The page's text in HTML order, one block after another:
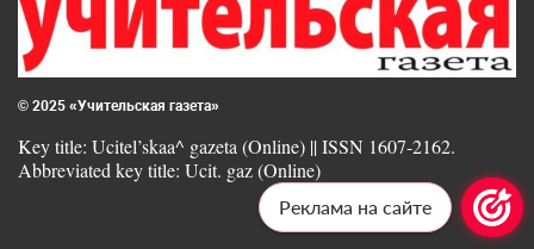
© 2025 «Учительская газета»
Key title: Ucitel’skaa^ gazeta (Online) || ISSN 1607-2162.
Abbreviated key title: Ucit. gaz (Online)
Реклама на сайте